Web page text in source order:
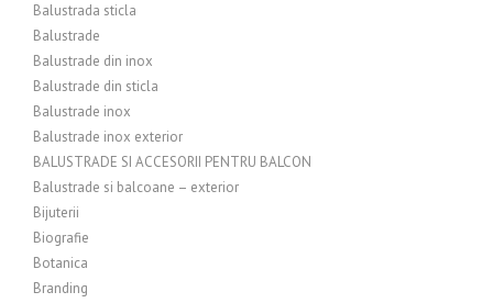
Balustrada sticla
Balustrade
Balustrade din inox
Balustrade din sticla
Balustrade inox
Balustrade inox exterior
BALUSTRADE SI ACCESORII PENTRU BALCON
Balustrade si balcoane – exterior
Bijuterii
Biografie
Botanica
Branding